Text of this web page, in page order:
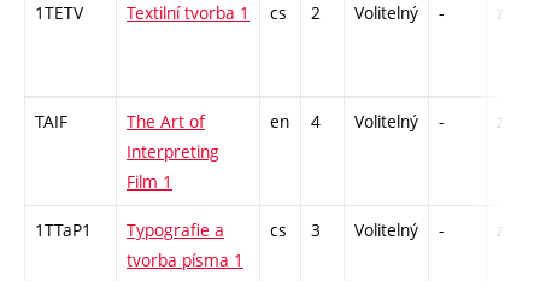
1TETV Textilní tvorba 1 cs 2 Volitelný - zá
TAIF
The Art of
Interpreting
Film 1
en 4 Volitelný - zk
1TTaP1
Typografie a
tvorba písma 1
cs 3 Volitelný - zá